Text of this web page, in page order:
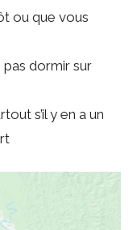
ou que vous
pas dormir sur
s’il y en a un